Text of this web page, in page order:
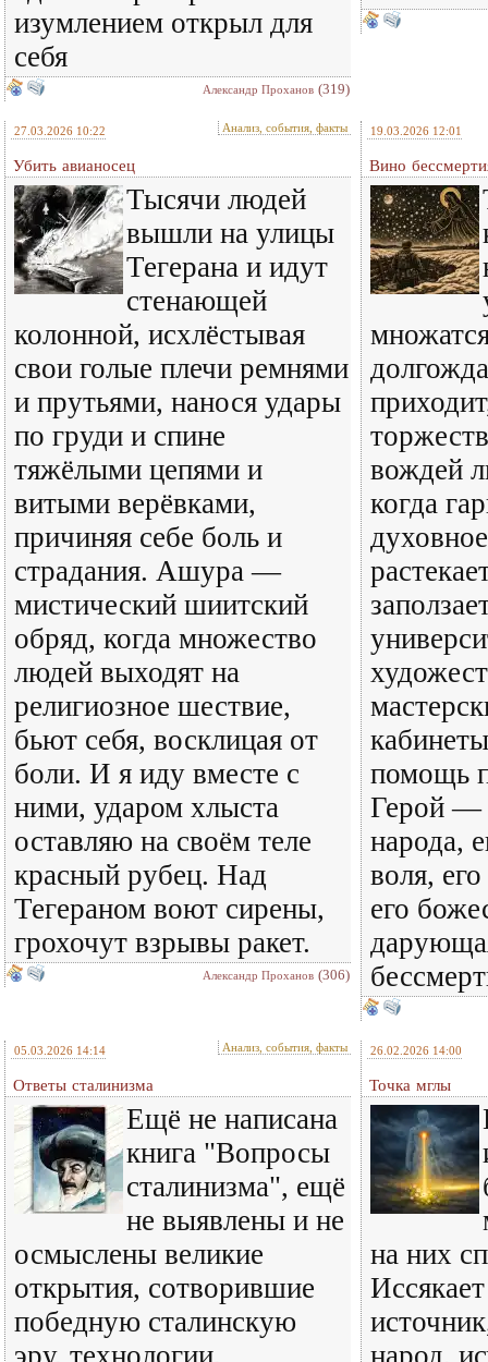
изумлением открыл для
себя
Александр Проханов (319)
27.03.2026 10:22 Анализ, события, факты
Убить авианосец
Тысячи людей
вышли на улицы
Тегерана и идут
стенающей
колонной, исхлёстывая
свои голые плечи ремнями
и прутьями, нанося удары
по груди и спине
тяжёлыми цепями и
витыми верёвками,
причиняя себе боль и
страдания. Ашура —
мистический шиитский
обряд, когда множество
людей выходят на
религиозное шествие,
бьют себя, восклицая от
боли. И я иду вместе с
ними, ударом хлыста
оставляю на своём теле
красный рубец. Над
Тегераном воют сирены,
грохочут взрывы ракет.
Александр Проханов (306)
19.03.2026 12:01
Вино
вождей
когда
помощь
Герой —
народа,
воля,
его
05.03.2026 14:14 Анализ, события, факты
Ответы сталинизма
Ещё не написана
книга "Вопросы
сталинизма", ещё
не выявлены и не
осмыслены великие
открытия, сотворившие
победную сталинскую
эру, технологии,
26.02.2026 14:00
Точка мглы
на них
народ,